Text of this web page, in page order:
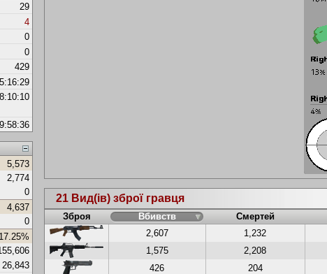
29
4
0
0
429
5,573
2,774
0
4,637
0
17.25%
26,843
21 Вид(ів) зброї гравця
Зброя Вбивств Смертей
2,607
1,232
1,575
2,208
426
204